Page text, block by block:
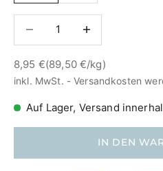
Angebot
8,95 €(89,50 €/kg)
inkl. MwSt. -Versandkosten
Auf Lager, Versand
IN DEN